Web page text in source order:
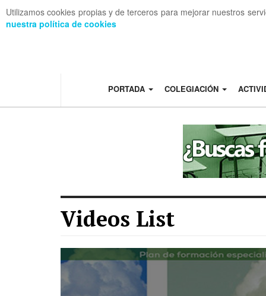
Utilizamos cookies propias y de terceros para mejorar nuestros
nuestra política de cookies
PORTADA COLEGIACIÓN
Videos List